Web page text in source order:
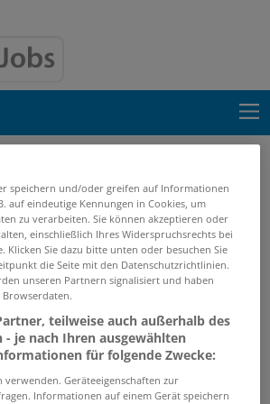
co-deutschland-gmbh
JOBS PER E-MAIL
SIE IHRE SUCHE EIN
speichern und/oder greifen auf Informationen
auf eindeutige Kennungen in Cookies, um
zu verarbeiten. Sie können akzeptieren oder
einschließlich Ihres Widerspruchsrechts bei
Klicken Sie dazu bitte unten oder besuchen Sie
die Seite mit den Datenschutzrichtlinien.
unseren Partnern signalisiert und haben
Browserdaten.
teilweise auch außerhalb des
- je nach Ihren ausgewählten
für folgende Zwecke:
verwenden. Geräteeigenschaften zur
Informationen auf einem Gerät speichern